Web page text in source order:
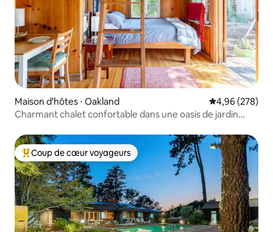
Maison d'hôtes ⋅ Oakland Évaluation
4,96 (278)
Charmant chalet confortable dans une oasis de jardin
Coups de cœur voyageurs les plus appréciés
Coup de cœur voyageurs